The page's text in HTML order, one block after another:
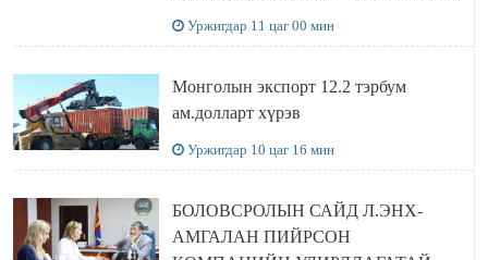
Уржигдар 11 цаг 00 мин
Монголын экспорт 12.2 тэрбум
ам.долларт хүрэв
Уржигдар 10 цаг 16 мин
БОЛОВСРОЛЫН САЙД Л.ЭНХ-
АМГАЛАН ПИЙРСОН